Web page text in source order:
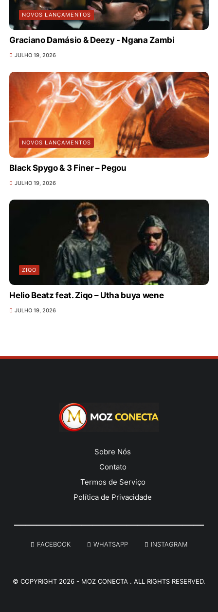
NOVOS LANÇAMENTOS
Graciano Damásio & Deezy - Ngana Zambi
JULHO 19, 2026
NOVOS LANÇAMENTOS
Black Spygo & 3 Finer – Pegou
JULHO 19, 2026
ZIQO
Helio Beatz feat. Ziqo – Utha buya wene
JULHO 19, 2026
Sobre Nós
Contato
Termos de Serviço
Política de Privacidade
FACEBOOK WHATSAPP INSTAGRAM
© COPYRIGHT 2026 - MOZ CONECTA . ALL RIGHTS RESERVED.